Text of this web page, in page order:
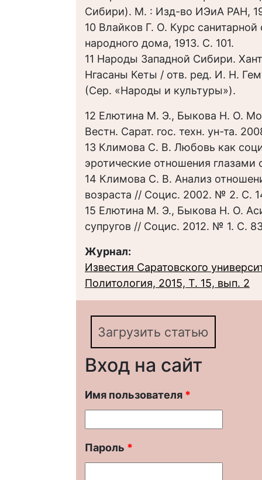
Сибири). М. : Изд-во ИЭиА РАН,
10 Влайков Г. О. Курс
народного дома, 1913. С. 101.
11 Народы Западной Сибири.
Нгасаны Кеты / отв. ред. И. Н.
(Сер. «Народы и культуры»).
12 Елютина М. Э., Быкова Н. О.
Вестн. Сарат. гос. техн. ун-та.
13 Климова С. В. Любовь как
эротические отношения
14 Климова С. В. Анализ
возраста // Социс. 2002. № 2. С.
15 Елютина М. Э., Быкова Н. О.
супругов // Социс. 2012. № 1. С.
Журнал:
Известия Саратовского
Политология, 2015, Т. 15, вып. 2
Загрузить статью
Вход на сайт
Имя пользователя *
Пароль *